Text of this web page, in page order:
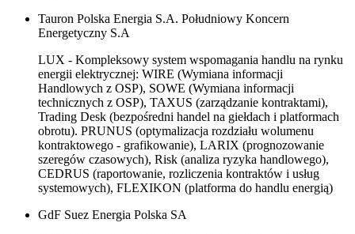
Tauron Polska Energia S.A. Południowy Koncern
Energetyczny S.A
LUX - Kompleksowy system wspomagania handlu na rynku
energii elektrycznej: WIRE (Wymiana informacji
Handlowych z OSP), SOWE (Wymiana informacji
technicznych z OSP), TAXUS (zarządzanie kontraktami),
Trading Desk (bezpośredni handel na giełdach i platformach
obrotu). PRUNUS (optymalizacja rozdziału wolumenu
kontraktowego - grafikowanie), LARIX (prognozowanie
szeregów czasowych), Risk (analiza ryzyka handlowego),
CEDRUS (raportowanie, rozliczenia kontraktów i usług
systemowych), FLEXIKON (platforma do handlu energią)
GdF Suez Energia Polska SA